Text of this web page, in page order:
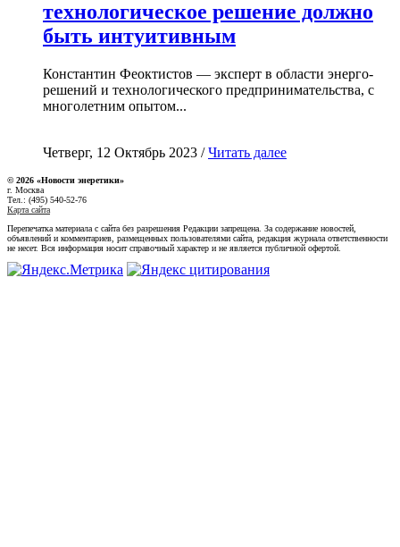
технологическое решение должно
быть интуитивным
Константин Феоктистов — эксперт в области энерго-
решений и технологического предпринимательства, с
многолетним опытом...
Четверг, 12 Октябрь 2023 /Читать далее
© 2026 «Новости энеретики»
г. Москва
Тел.: (495) 540-52-76
Карта сайта
Перепечатка материала с сайта без разрешения Редакции запрещена. За содержание новостей,
объявлений и комментариев, размещенных пользователями сайта, редакция журнала ответственности
не несет. Вся информация носит справочный характер и не является публичной офертой.